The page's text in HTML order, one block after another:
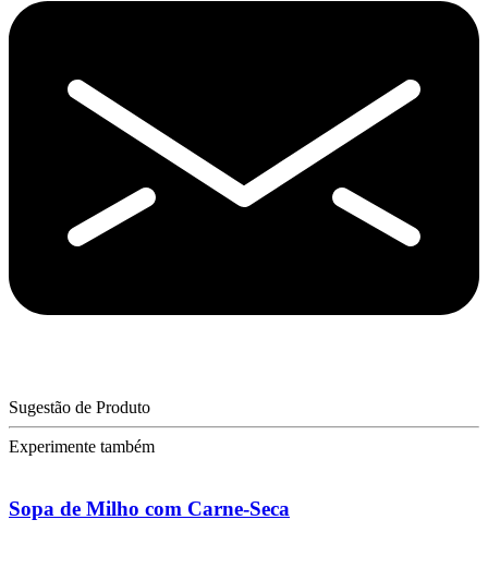
Sugestão de Produto
Experimente também
Sopa de Milho com Carne-Seca